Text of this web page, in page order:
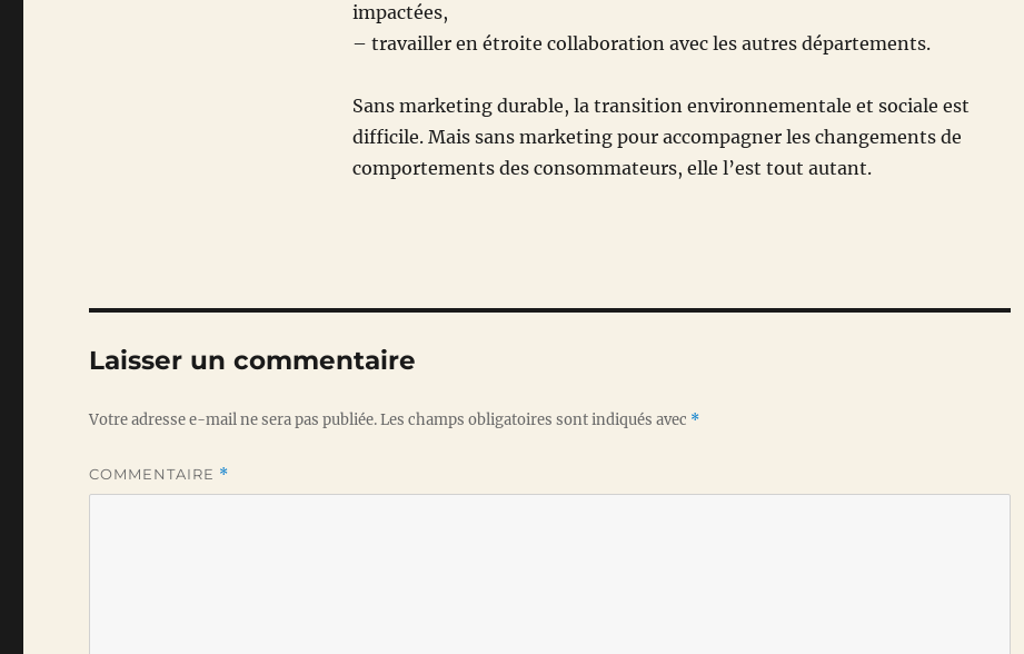
impactées,
– travailler en étroite collaboration avec les autres départements.
Sans marketing durable, la transition environnementale et sociale est
difficile. Mais sans marketing pour accompagner les changements de
comportements des consommateurs, elle l’est tout autant.
Laisser un commentaire
Votre adresse e-mail ne sera pas publiée.Les champs obligatoires sont indiqués avec *
COMMENTAIRE *